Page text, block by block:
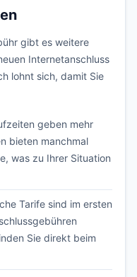
gibt es weitere
Internetanschluss
lohnt sich, damit Sie
geben mehr
bieten manchmal
was zu Ihrer Situation
Tarife sind im ersten
Sie direkt beim